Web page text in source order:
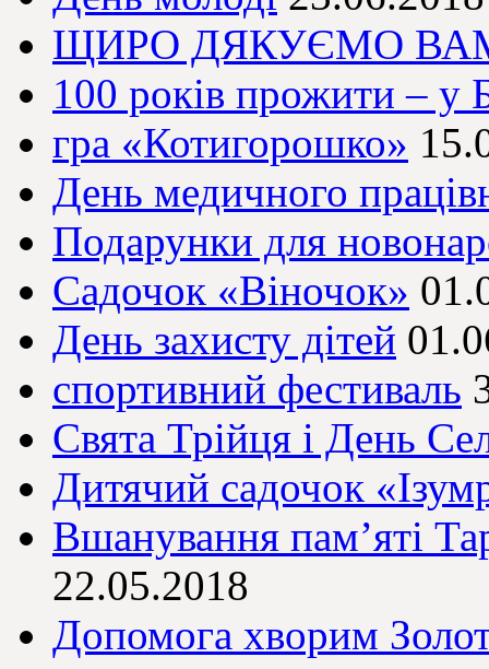
ЩИРО ДЯКУЄМО
100 років прожити – у
гра «Котигорошко»
День медичного
Подарунки для
Садочок «Віночок»
День захисту дітей
спортивний фестиваль
Свята Трійця і День
Дитячий садочок
Вшанування пам’яті
22.05.2018
Допомога хворим